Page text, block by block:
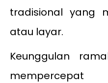
tradisional yang
atau layar.
Keunggulan
mempercepat